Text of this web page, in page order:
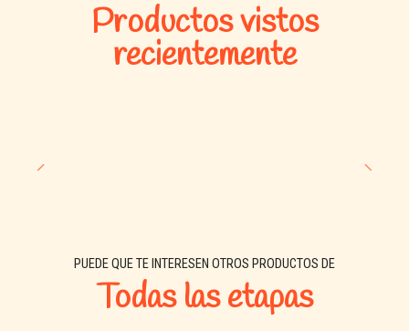
Productos vistos
recientemente
PUEDE QUE TE INTERESEN OTROS PRODUCTOS DE
Todas las etapas